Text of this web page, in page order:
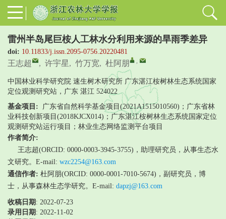
雷州半岛尾巨桉人工林水分利用来源的旱雨季差异
doi: 10.11833/j.issn.2095-0756.20220481
王志超 , 许宇星, 竹万宽, 杜阿朋 ,
中国林业科学研究院 速生树木研究所 广东湛江桉树林生态系统国家
定位观测研究站，广东 湛江 524022
基金项目: 广东省自然科学基金项目(2021A1515010560)；广东省林
业科技创新项目(2018KJCX014)；广东湛江桉树林生态系统国家定位
观测研究站运行项目；林业生态网络监测平台项目
作者简介:
王志超(ORCID: 0000-0003-3945-3755)，助理研究员，从事生态水
文研究。E-mail: wzc2254@163.com
通信作者: 杜阿朋(ORCID: 0000-0001-7010-5674)，副研究员，博
士，从事森林生态学研究。E-mail: dapzj@163.com
收稿日期 : 2022-07-23
录用日期 : 2022-11-02